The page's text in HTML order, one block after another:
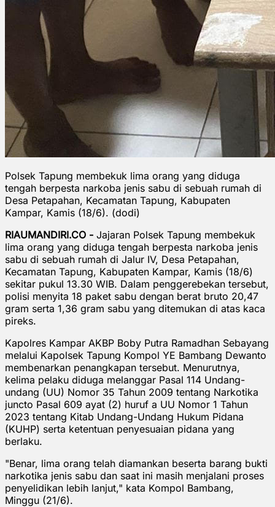
Polsek Tapung membekuk lima orang yang diduga
tengah berpesta narkoba jenis sabu di sebuah rumah di
Desa Petapahan, Kecamatan Tapung, Kabupaten
Kampar, Kamis (18/6). (dodi)
RIAUMANDIRI.CO - Jajaran Polsek Tapung membekuk
lima orang yang diduga tengah berpesta narkoba jenis
sabu di sebuah rumah di Jalur IV, Desa Petapahan,
Kecamatan Tapung, Kabupaten Kampar, Kamis (18/6)
sekitar pukul 13.30 WIB. Dalam penggerebekan tersebut,
polisi menyita 18 paket sabu dengan berat bruto 20,47
gram serta 1,36 gram sabu yang ditemukan di atas kaca
pireks.
Kapolres Kampar AKBP Boby Putra Ramadhan Sebayang
melalui Kapolsek Tapung Kompol YE Bambang Dewanto
membenarkan penangkapan tersebut. Menurutnya,
kelima pelaku diduga melanggar Pasal 114 Undang-
undang (UU) Nomor 35 Tahun 2009 tentang Narkotika
juncto Pasal 609 ayat (2) huruf a UU Nomor 1 Tahun
2023 tentang Kitab Undang-Undang Hukum Pidana
(KUHP) serta ketentuan penyesuaian pidana yang
berlaku.
"Benar, lima orang telah diamankan beserta barang bukti
narkotika jenis sabu dan saat ini masih menjalani proses
penyelidikan lebih lanjut," kata Kompol Bambang,
Minggu (21/6).